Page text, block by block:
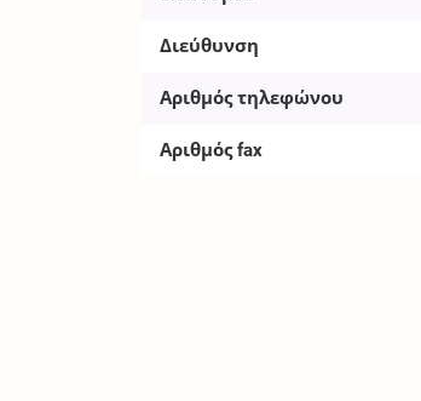
Διεύθυνση
Αριθμός τηλεφώνου
Αριθμός fax